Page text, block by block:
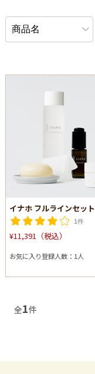
イナホ フルラインセット
1件
¥11,391（税込）
お気に入り登録人数：1人
全1件